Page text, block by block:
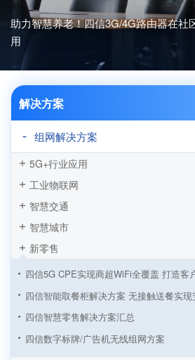
助力智慧养老！四信3G/4G路由器在社
用
解决方案
组网解决方案
5G+行业应用
工业物联网
智慧交通
智慧城市
新零售
四信5G CPE实现商超WiFi全覆盖 打造客
四信智能取餐柜解决方案 无接触送餐实
四信智慧零售解决方案汇总
四信数字标牌/广告机无线组网方案